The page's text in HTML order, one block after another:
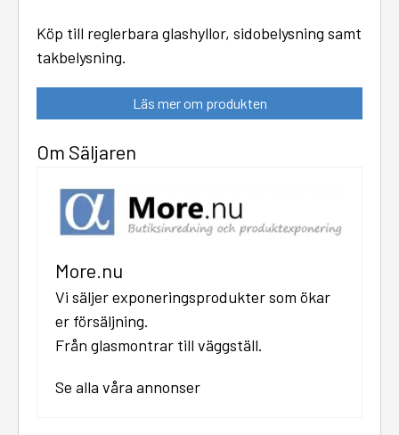
Köp till reglerbara glashyllor, sidobelysning samt
takbelysning.
Läs mer om produkten
Om Säljaren
More.nu
Vi säljer exponeringsprodukter som ökar
er försäljning.
Från glasmontrar till väggställ.
Se alla våra annonser